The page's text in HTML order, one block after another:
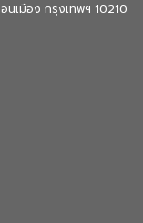
นเมือง กรุงเทพฯ 10210